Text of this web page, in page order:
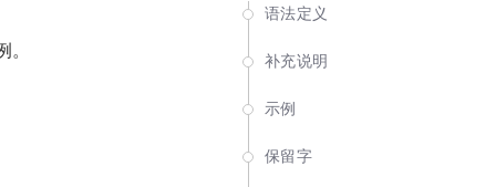
语法定义
补充说明
示例
保留字